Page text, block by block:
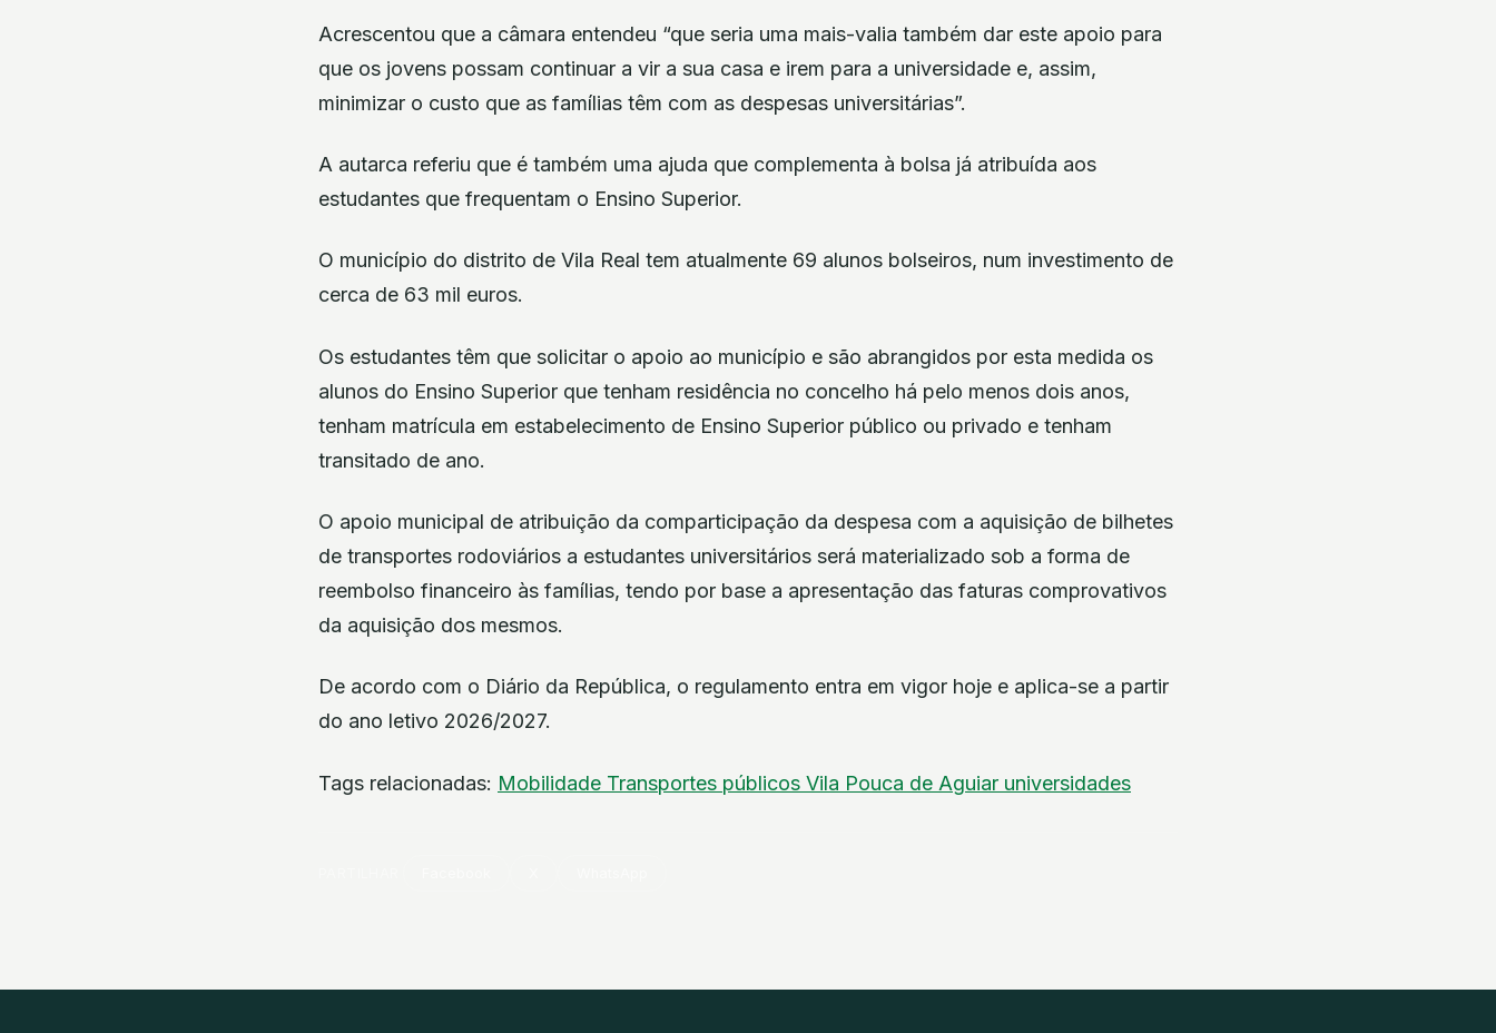
Acrescentou que a câmara entendeu “que seria uma mais-valia também dar este apoio para
que os jovens possam continuar a vir a sua casa e irem para a universidade e, assim,
minimizar o custo que as famílias têm com as despesas universitárias”.
A autarca referiu que é também uma ajuda que complementa à bolsa já atribuída aos
estudantes que frequentam o Ensino Superior.
O município do distrito de Vila Real tem atualmente 69 alunos bolseiros, num investimento de
cerca de 63 mil euros.
Os estudantes têm que solicitar o apoio ao município e são abrangidos por esta medida os
alunos do Ensino Superior que tenham residência no concelho há pelo menos dois anos,
tenham matrícula em estabelecimento de Ensino Superior público ou privado e tenham
transitado de ano.
O apoio municipal de atribuição da comparticipação da despesa com a aquisição de bilhetes
de transportes rodoviários a estudantes universitários será materializado sob a forma de
reembolso financeiro às famílias, tendo por base a apresentação das faturas comprovativos
da aquisição dos mesmos.
De acordo com o Diário da República, o regulamento entra em vigor hoje e aplica-se a partir
do ano letivo 2026/2027.
Tags relacionadas: Mobilidade Transportes públicos Vila Pouca de Aguiar universidades